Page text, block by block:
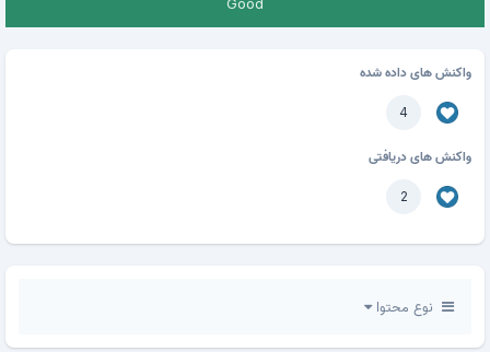
واکنش های داده شده
4
واکنش های دریافتی
2
نوع محتوا